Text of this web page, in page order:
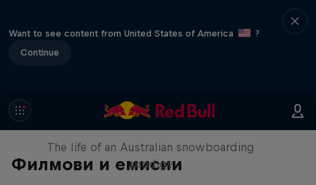
Want to see content from United States of America
?
Continue
Филмови и емисии
Volare: Valentino Guseli
The life of an Australian snowboarding
prodigy